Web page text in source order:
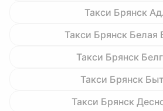
Такси Брянск
Такси Брянск Белая
Такси Брянск
Такси Брянск
Такси Брянск